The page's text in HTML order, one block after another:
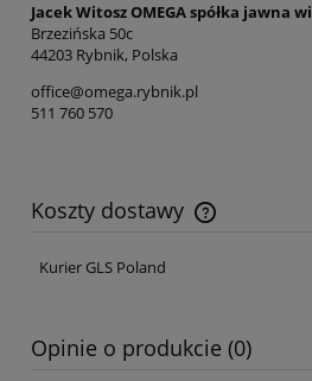
Jacek Witosz OMEGA spółka jawna
Brzezińska 50c
44203 Rybnik, Polska
office@omega.rybnik.pl
511 760 570
Koszty dostawy
Cena nie zawiera ewentualnych
Kurier GLS Poland
Opinie o produkcie (0)